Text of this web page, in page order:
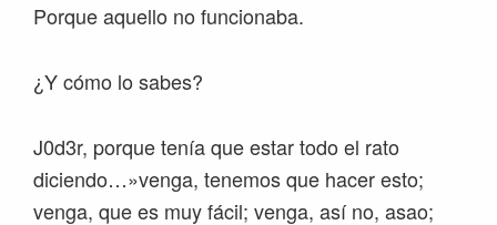
Porque aquello no funcionaba.
¿Y cómo lo sabes?
J0d3r, porque tenía que estar todo el rato
diciendo…»venga, tenemos que hacer esto;
venga, que es muy fácil; venga, así no, asao;